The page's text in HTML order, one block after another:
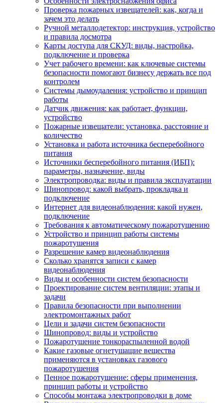
Проверка пожарных извещателей: как, когда и
зачем это делать
Ручной металлодетектор: инструкция, устройство
и правила досмотра
Карты доступа для СКУД: виды, настройка,
подключение и проверка
Учет рабочего времени: как ключевые системы
безопасности помогают бизнесу держать все под
контролем
Системы дымоудаления: устройство и принцип
работы
Датчик движения: как работает, функции,
устройство
Пожарные извещатели: установка, расстояние и
количество
Установка и работа источника бесперебойного
питания
Источники бесперебойного питания (ИБП):
параметры, назначение, виды
Электропроводка: виды и правила эксплуатации
Шинопровод: какой выбрать, прокладка и
подключение
Интернет для видеонаблюдения: какой нужен,
подключение
Требования к автоматическому пожаротушению
Устройство и принцип работы системы
пожаротушения
Разрешение камер видеонаблюдения
Сколько хранятся записи с камер
видеонаблюдения
Виды и особенности систем безопасности
Проектирование систем вентиляции: этапы и
задачи
Правила безопасности при выполнении
электромонтажных работ
Цели и задачи систем безопасности
Шинопровод: виды и устройство
Пожаротушение тонкораспыленной водой
Какие газовые огнетушащие вещества
применяются в установках газового
пожаротушения
Пенное пожаротушение: сферы применения,
принцип работы и устройство
Способы монтажа электропроводки в доме